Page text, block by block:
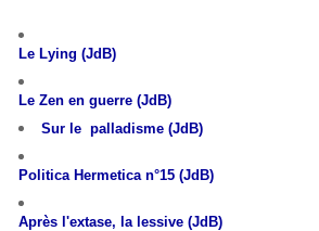
Le Lying (JdB)
Le Zen en guerre (JdB)
Sur le palladisme (JdB)
Politica Hermetica n°15 (JdB)
Après l'extase, la lessive (JdB)